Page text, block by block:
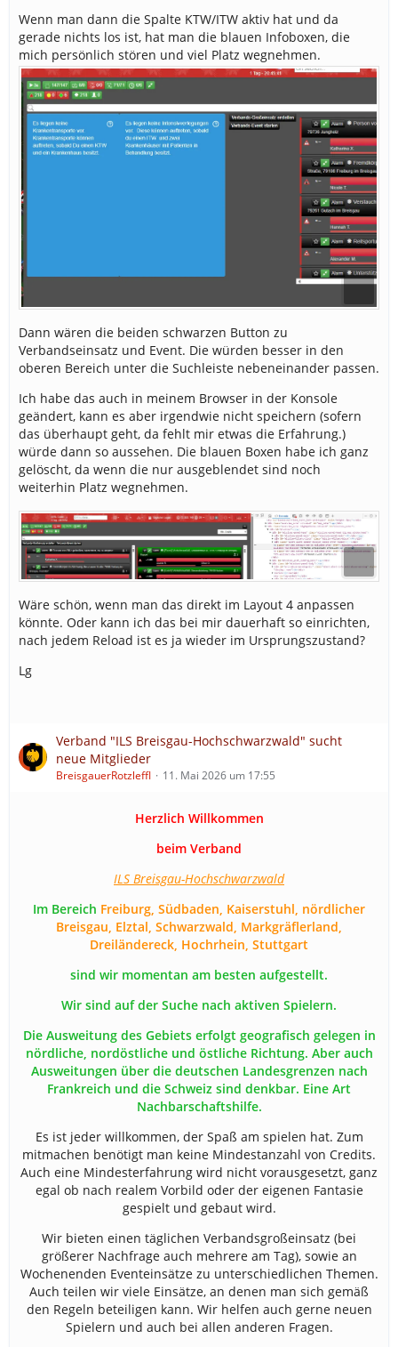
Wenn man dann die Spalte KTW/ITW aktiv hat und da
gerade nichts los ist, hat man die blauen Infoboxen, die
mich persönlich stören und viel Platz wegnehmen.
Dann wären die beiden schwarzen Button zu
Verbandseinsatz und Event. Die würden besser in den
oberen Bereich unter die Suchleiste nebeneinander passen.
Ich habe das auch in meinem Browser in der Konsole
geändert, kann es aber irgendwie nicht speichern (sofern
das überhaupt geht, da fehlt mir etwas die Erfahrung.)
würde dann so aussehen. Die blauen Boxen habe ich ganz
gelöscht, da wenn die nur ausgeblendet sind noch
weiterhin Platz wegnehmen.
Wäre schön, wenn man das direkt im Layout 4 anpassen
könnte. Oder kann ich das bei mir dauerhaft so einrichten,
nach jedem Reload ist es ja wieder im Ursprungszustand?
Lg
Verband "ILS Breisgau-Hochschwarzwald" sucht
neue Mitglieder
BreisgauerRotzleffl 11. Mai 2026 um 17:55
Herzlich Willkommen
beim Verband
ILS Breisgau-Hochschwarzwald
Im Bereich Freiburg, Südbaden, Kaiserstuhl, nördlicher
Breisgau, Elztal, Schwarzwald, Markgräflerland,
Dreiländereck, Hochrhein, Stuttgart
sind wir momentan am besten aufgestellt.
Wir sind auf der Suche nach aktiven Spielern.
Die Ausweitung des Gebiets erfolgt geografisch gelegen in
nördliche, nordöstliche und östliche Richtung. Aber auch
Ausweitungen über die deutschen Landesgrenzen nach
Frankreich und die Schweiz sind denkbar. Eine Art
Nachbarschaftshilfe.
Es ist jeder willkommen, der Spaß am spielen hat. Zum
mitmachen benötigt man keine Mindestanzahl von Credits.
Auch eine Mindesterfahrung wird nicht vorausgesetzt, ganz
egal ob nach realem Vorbild oder der eigenen Fantasie
gespielt und gebaut wird.
Wir bieten einen täglichen Verbandsgroßeinsatz (bei
größerer Nachfrage auch mehrere am Tag), sowie an
Wochenenden Eventeinsätze zu unterschiedlichen Themen.
Auch teilen wir viele Einsätze, an denen man sich gemäß
den Regeln beteiligen kann. Wir helfen auch gerne neuen
Spielern und auch bei allen anderen Fragen.